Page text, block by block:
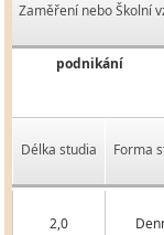
Zaměření nebo Školní
podnikání
Délka studia Forma
2,0